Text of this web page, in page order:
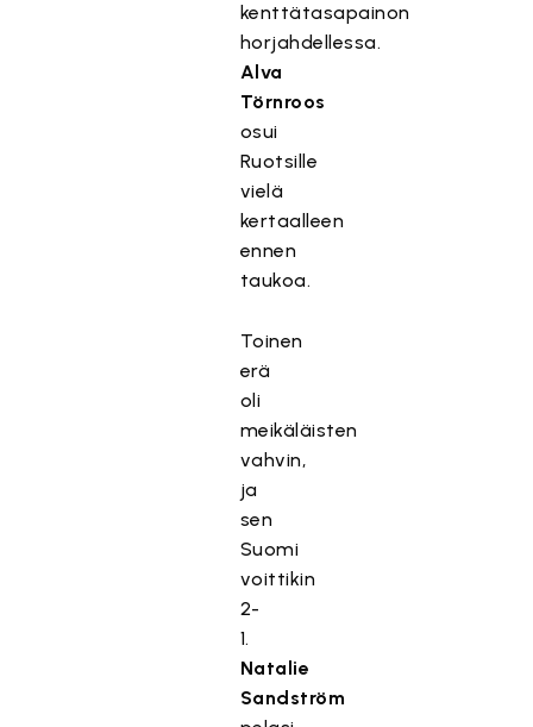
kenttätasapainon
horjahdellessa.
Alva
Törnroos
osui
Ruotsille
vielä
kertaalleen
ennen
taukoa.
Toinen
erä
oli
meikäläisten
vahvin,
ja
sen
Suomi
voittikin
2-
1.
Natalie
Sandström